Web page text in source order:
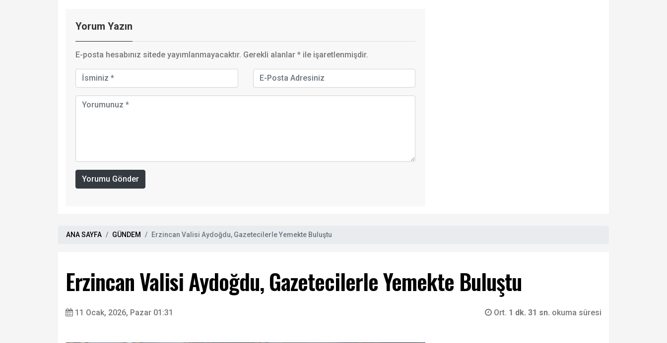
Yorum Yazın
E-posta hesabınız sitede yayımlanmayacaktır. Gerekli alanlar * ile işaretlenmişdir.
Yorumu Gönder
ANA SAYFA GÜNDEM Erzincan Valisi Aydoğdu, Gazetecilerle Yemekte Buluştu
Erzincan Valisi Aydoğdu, Gazetecilerle Yemekte Buluştu
11 Ocak, 2026, Pazar 01:31 Ort. 1 dk. 31 sn. okuma süresi